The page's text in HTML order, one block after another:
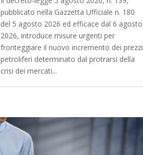
pubblicato nella Gazzetta Ufficiale n. 180
del 5 agosto 2026 ed efficace dal 6 agosto
2026, introduce misure urgenti per
fronteggiare il nuovo incremento dei prezzi
petroliferi determinato dal protrarsi della
crisi dei mercati...